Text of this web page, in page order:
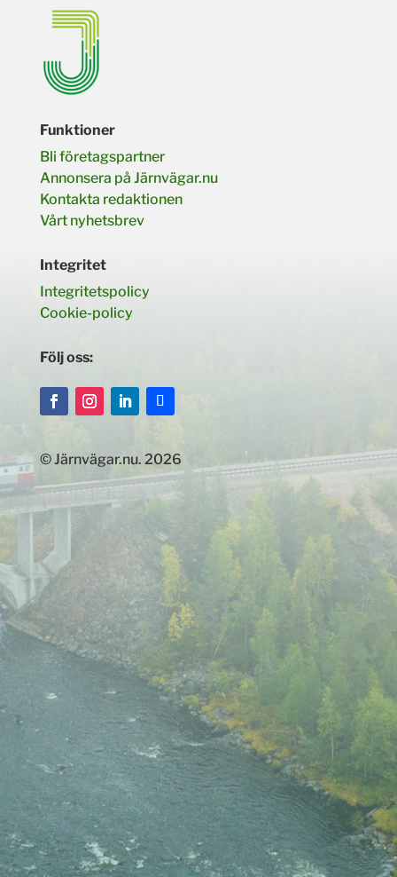
Funktioner
Bli företagspartner
Annonsera på Järnvägar.nu
Kontakta redaktionen
Vårt nyhetsbrev
Integritet
Integritetspolicy
Cookie-policy
Följ oss:
© Järnvägar.nu. 2026